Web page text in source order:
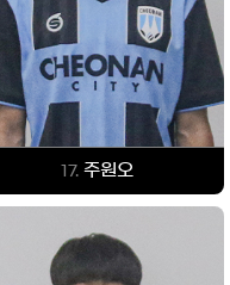
17. 주원오